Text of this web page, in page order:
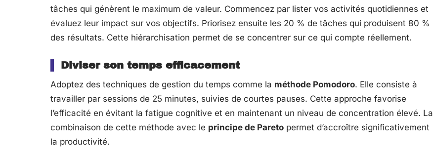
tâches qui génèrent le maximum de valeur. Commencez par lister vos activités quotidiennes et
évaluez leur impact sur vos objectifs. Priorisez ensuite les 20 % de tâches qui produisent 80 %
des résultats. Cette hiérarchisation permet de se concentrer sur ce qui compte réellement.
Diviser son temps efficacement
Adoptez des techniques de gestion du temps comme la méthode Pomodoro. Elle consiste à
travailler par sessions de 25 minutes, suivies de courtes pauses. Cette approche favorise
l’efficacité en évitant la fatigue cognitive et en maintenant un niveau de concentration élevé. La
combinaison de cette méthode avec le principe de Pareto permet d’accroître significativement
la productivité.